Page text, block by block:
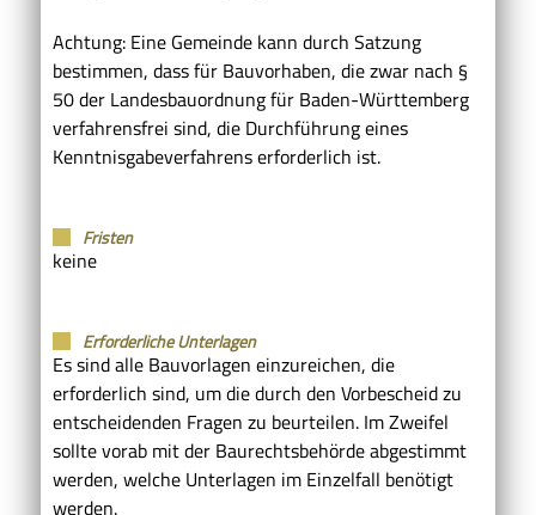
Achtung: Eine Gemeinde kann durch Satzung
bestimmen, dass für Bauvorhaben, die zwar nach §
50 der Landesbauordnung für Baden-Württemberg
verfahrensfrei sind, die Durchführung eines
Kenntnisgabeverfahrens erforderlich ist.
Fristen
keine
Erforderliche Unterlagen
Es sind alle Bauvorlagen einzureichen, die
erforderlich sind, um die durch den Vorbescheid zu
entscheidenden Fragen zu beurteilen. Im Zweifel
sollte vorab mit der Baurechtsbehörde abgestimmt
werden, welche Unterlagen im Einzelfall benötigt
werden.